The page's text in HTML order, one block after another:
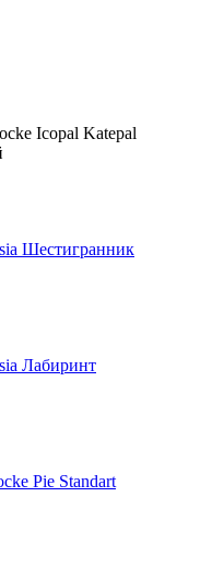
Icopal Katepal
Шестигранник
Лабиринт
Pie Standart